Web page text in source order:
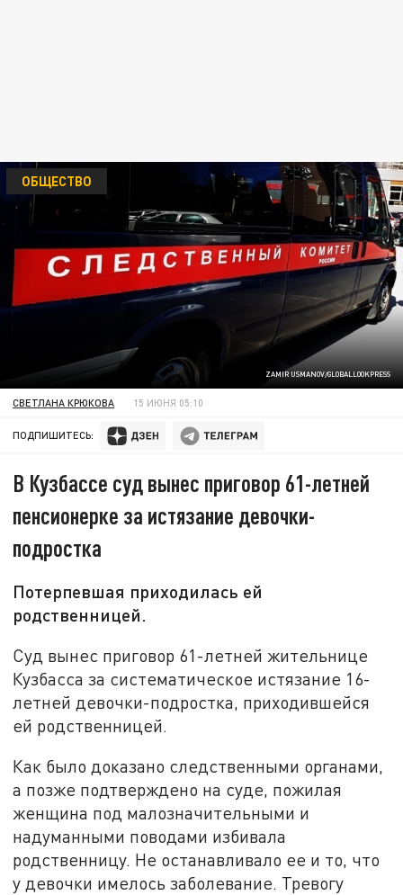
ZAMIR USMANOV/GLOBALLOOKPRESS
ОБЩЕСТВО
СВЕТЛАНА КРЮКОВА 15 ИЮНЯ 05:10
ПОДПИШИТЕСЬ:
В Кузбассе суд вынес приговор 61-летней
пенсионерке за истязание девочки-
подростка
Потерпевшая приходилась ей
родственницей.
Суд вынес приговор 61-летней жительнице
Кузбасса за систематическое истязание 16-
летней девочки-подростка, приходившейся
ей родственницей.
Как было доказано следственными органами,
а позже подтверждено на суде, пожилая
женщина под малозначительными и
надуманными поводами избивала
родственницу. Не останавливало ее и то, что
у девочки имелось заболевание. Тревогу